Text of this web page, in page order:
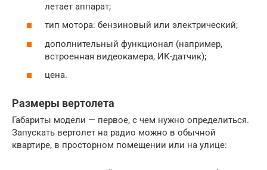
летает аппарат;
тип мотора: бензиновый или электрический;
дополнительный функционал (например,
встроенная видеокамера, ИК-датчик);
цена.
Размеры вертолета
Габариты модели — первое, с чем нужно определиться.
Запускать вертолет на радио можно в обычной
квартире, в просторном помещении или на улице: